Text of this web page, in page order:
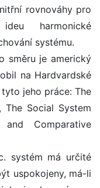
rovnováhy pro
harmonické
systému.
směru je americký
na Hardvardské
jeho práce: The
Social System
and Comparative
systém má určité
uspokojeny, má-li